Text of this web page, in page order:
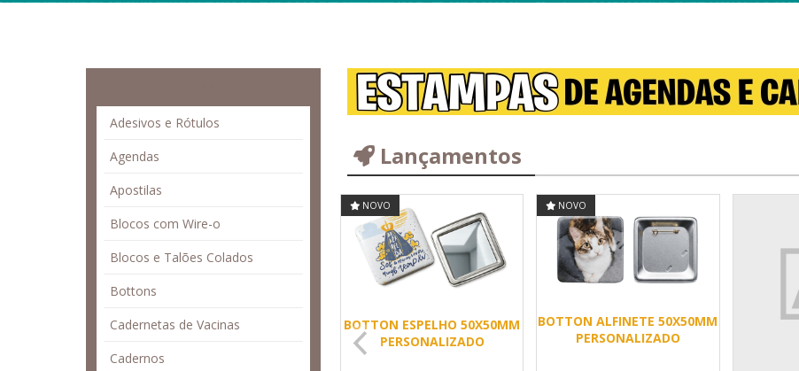
Adesivos e Rótulos
Agendas
Apostilas
Blocos com Wire-o
Blocos e Talões Colados
Bottons
Cadernetas de Vacinas
Cadernos
Lançamentos
NOVO
BOTTON ESPELHO 50X50MM
PERSONALIZADO
NOVO
BOTTON ALFINETE 50X50MM
PERSONALIZADO